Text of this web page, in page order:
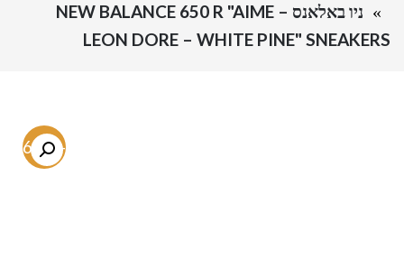
ניו באלאנס – NEW BALANCE 650 R "AIME
LEON DORE – WHITE PINE" SNEAKERS
-56.6%